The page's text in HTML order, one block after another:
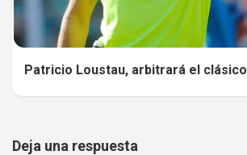
Patricio Loustau, arbitrará el clásico
Deja una respuesta